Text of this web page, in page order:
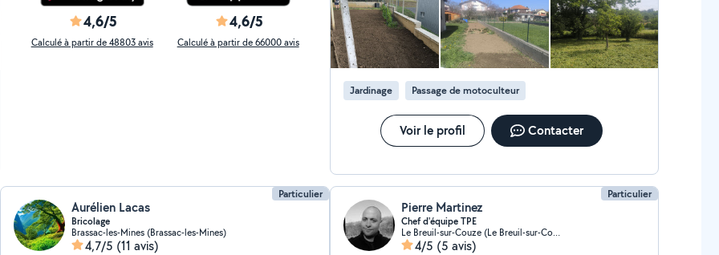
4,6/5
Calculé à partir de 48803 avis
4,6/5
Calculé à partir de 66000 avis
Jardinage Passage de motoculteur
Voir le profil Contacter
Particulier
Aurélien Lacas
Bricolage
Brassac-les-Mines (Brassac-les-Mines)
4,7/5 (11 avis)
Particulier
Pierre Martinez
Chef d'équipe TPE
Le Breuil-sur-Couze (Le Breuil-sur-Couze)
4/5 (5 avis)